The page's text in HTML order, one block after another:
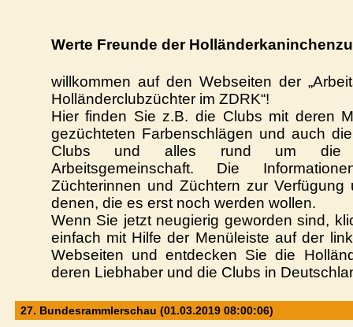
Werte Freunde der
willkommen auf den Webseiten der
Holländerclubzüchter im ZDRK“!
Hier finden Sie z.B. die Clubs mit deren
gezüchteten Farbenschlägen und auch
Clubs und alles rund um die
Arbeitsgemeinschaft. Die
Züchterinnen und Züchtern zur Verfügung
denen, die es erst noch werden wollen.
Wenn Sie jetzt neugierig geworden sind,
einfach mit Hilfe der Menüleiste auf der
Webseiten und entdecken Sie die
deren Liebhaber und die Clubs in
27. Bundesrammlerschau (01.03.2019 08:00:06)